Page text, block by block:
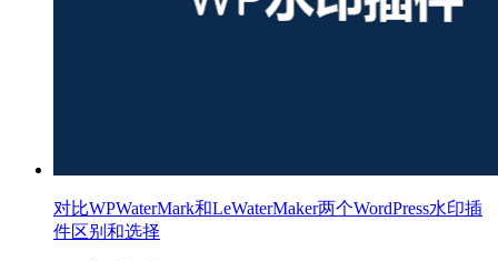
对比WPWaterMark和LeWaterMaker两个WordPress水印插
件区别和选择